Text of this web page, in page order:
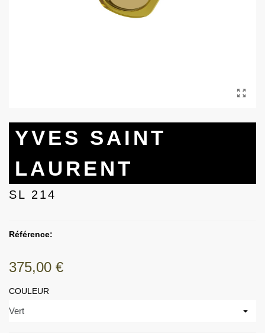
YVES SAINT
LAURENT
SL 214
Référence:
375,00 €
COULEUR